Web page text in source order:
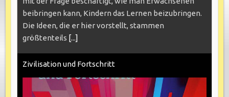
beibringen kann, Kindern das Lernen beizubringen.
Die Ideen, die er hier vorstellt, stammen
größtenteils [...]
Zivilisation und Fortschritt